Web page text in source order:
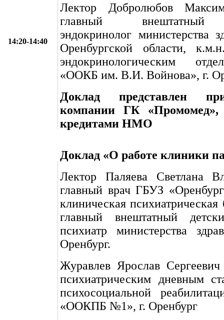
14:20-14:40
Лектор Добролюбов
главный внештатный
эндокринолог министерства
Оренбургской области,
эндокринологическим
«ООКБ им. В.И. Войнова», г.
Доклад представлен
компании ГК «Промомед»,
кредитами НМО
Доклад «О работе клиники
Лектор Паляева Светлана
главный врач ГБУЗ
клиническая
главный внештатный
психиатр министерства
Оренбург.
Журавлев Ярослав
психиатрическим дневным
психосоциальной
«ООКПБ №1», г. Оренбург